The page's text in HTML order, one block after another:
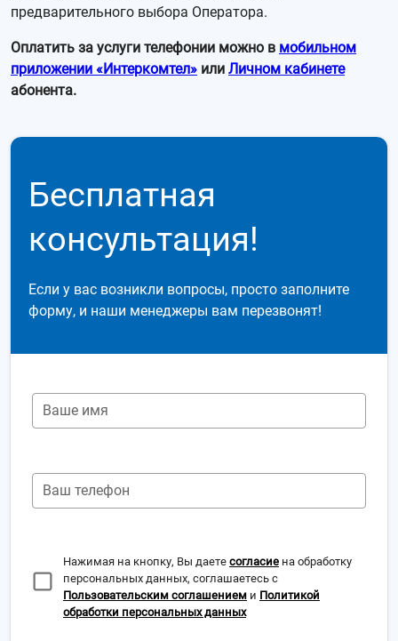
предварительного выбора Оператора.
Оплатить за услуги телефонии можно в мобильном
приложении «Интеркомтел» или Личном кабинете
абонента.
Бесплатная
консультация!
Если у вас возникли вопросы, просто заполните
форму, и наши менеджеры вам перезвонят!
Ваше имя
Ваш телефон
Нажимая на кнопку, Вы даете согласие на обработку
персональных данных, соглашаетесь с
Пользовательским соглашением и Политикой
обработки персональных данных